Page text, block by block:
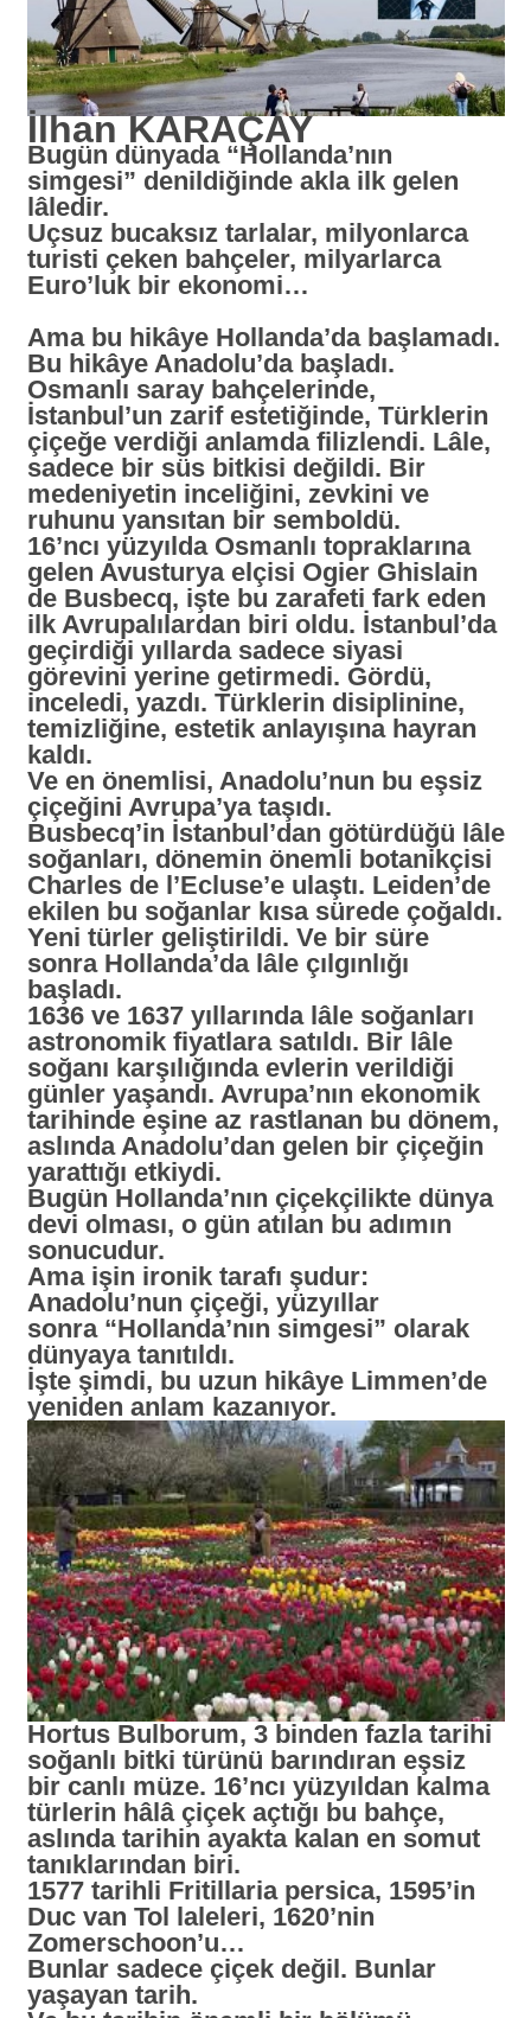
İlhan KARAÇAY
Bugün dünyada “Hollanda’nın
simgesi” denildiğinde akla ilk gelen
lâledir.
Uçsuz bucaksız tarlalar, milyonlarca
turisti çeken bahçeler, milyarlarca
Euro’luk bir ekonomi…
Ama bu hikâye Hollanda’da başlamadı.
Bu hikâye Anadolu’da başladı.
Osmanlı saray bahçelerinde,
İstanbul’un zarif estetiğinde, Türklerin
çiçeğe verdiği anlamda filizlendi. Lâle,
sadece bir süs bitkisi değildi. Bir
medeniyetin inceliğini, zevkini ve
ruhunu yansıtan bir semboldü.
16’ncı yüzyılda Osmanlı topraklarına
gelen Avusturya elçisi Ogier Ghislain
de Busbecq, işte bu zarafeti fark eden
ilk Avrupalılardan biri oldu. İstanbul’da
geçirdiği yıllarda sadece siyasi
görevini yerine getirmedi. Gördü,
inceledi, yazdı. Türklerin disiplinine,
temizliğine, estetik anlayışına hayran
kaldı.
Ve en önemlisi, Anadolu’nun bu eşsiz
çiçeğini Avrupa’ya taşıdı.
Busbecq’in İstanbul’dan götürdüğü lâle
soğanları, dönemin önemli botanikçisi
Charles de l’Ecluse’e ulaştı. Leiden’de
ekilen bu soğanlar kısa sürede çoğaldı.
Yeni türler geliştirildi. Ve bir süre
sonra Hollanda’da lâle çılgınlığı
başladı.
1636 ve 1637 yıllarında lâle soğanları
astronomik fiyatlara satıldı. Bir lâle
soğanı karşılığında evlerin verildiği
günler yaşandı. Avrupa’nın ekonomik
tarihinde eşine az rastlanan bu dönem,
aslında Anadolu’dan gelen bir çiçeğin
yarattığı etkiydi.
Bugün Hollanda’nın çiçekçilikte dünya
devi olması, o gün atılan bu adımın
sonucudur.
Ama işin ironik tarafı şudur:
Anadolu’nun çiçeği, yüzyıllar
sonra “Hollanda’nın simgesi” olarak
dünyaya tanıtıldı.
İşte şimdi, bu uzun hikâye Limmen’de
yeniden anlam kazanıyor.
Hortus Bulborum, 3 binden fazla tarihi
soğanlı bitki türünü barındıran eşsiz
bir canlı müze. 16’ncı yüzyıldan kalma
türlerin hâlâ çiçek açtığı bu bahçe,
aslında tarihin ayakta kalan en somut
tanıklarından biri.
1577 tarihli Fritillaria persica, 1595’in
Duc van Tol laleleri, 1620’nin
Zomerschoon’u…
Bunlar sadece çiçek değil. Bunlar
yaşayan tarih.